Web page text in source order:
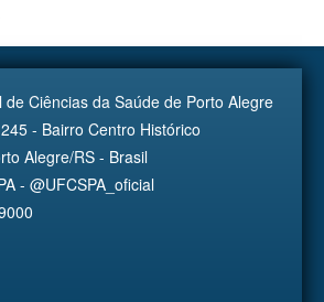
Ciências da Saúde de Porto Alegre
- Bairro Centro Histórico
Alegre/RS - Brasil
- @UFCSPA_oficial